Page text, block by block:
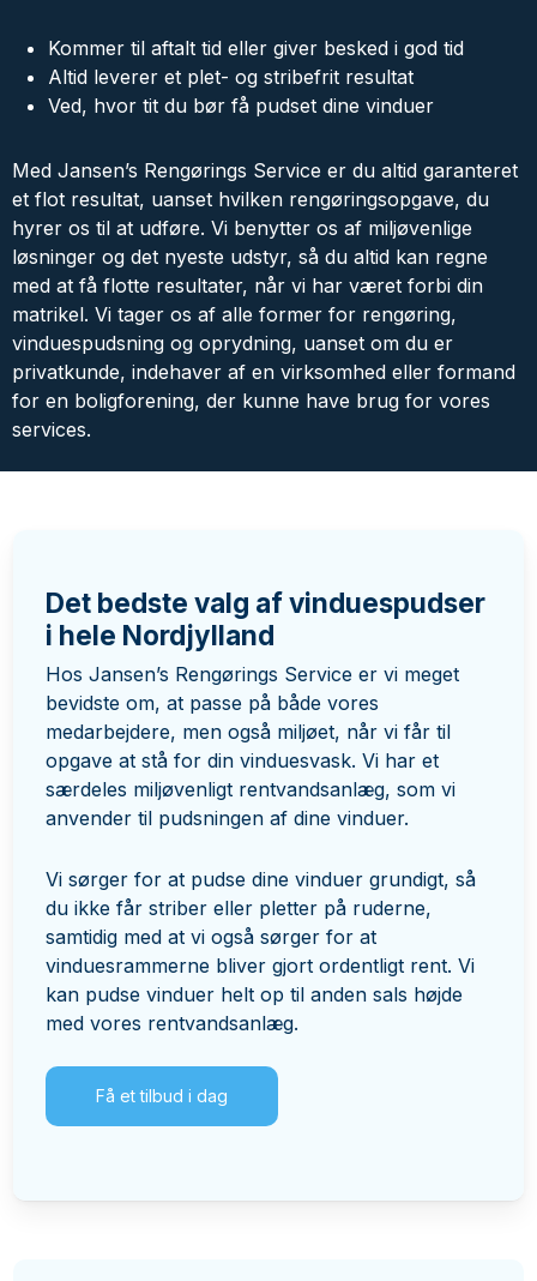
Kommer til aftalt tid eller giver besked i god tid
Altid leverer et plet- og stribefrit resultat
Ved, hvor tit du bør få pudset dine vinduer
Med Jansen’s Rengørings Service er du altid garanteret
et flot resultat, uanset hvilken rengøringsopgave, du
hyrer os til at udføre. Vi benytter os af miljøvenlige
løsninger og det nyeste udstyr, så du altid kan regne
med at få flotte resultater, når vi har været forbi din
matrikel. Vi tager os af alle former for rengøring,
vinduespudsning og oprydning, uanset om du er
privatkunde, indehaver af en virksomhed eller formand
for en boligforening, der kunne have brug for vores
services.
Det bedste valg af vinduespudser
i hele Nordjylland
Hos Jansen’s Rengørings Service er vi meget
bevidste om, at passe på både vores
medarbejdere, men også miljøet, når vi får til
opgave at stå for din vinduesvask. Vi har et
særdeles miljøvenligt rentvandsanlæg, som vi
anvender til pudsningen af dine vinduer.
Vi sørger for at pudse dine vinduer grundigt, så
du ikke får striber eller pletter på ruderne,
samtidig med at vi også sørger for at
vinduesrammerne bliver gjort ordentligt rent. Vi
kan pudse vinduer helt op til anden sals højde
med vores rentvandsanlæg.
Få et tilbud i dag